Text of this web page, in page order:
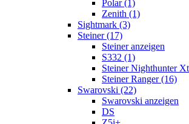
Polar (1)
Zenith (1)
Sightmark (3)
Steiner (17)
Steiner anzeigen
S332 (1)
Steiner Nighthunter
Steiner Ranger (16)
Swarovski (22)
Swarovski anzeigen
DS